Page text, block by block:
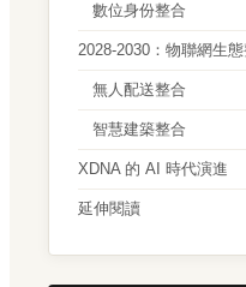
數位身份整合
2028-2030：物聯網生
無人配送整合
智慧建築整合
XDNA 的 AI 時代演進
延伸閱讀